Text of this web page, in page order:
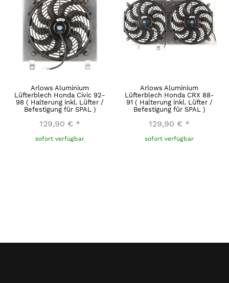
Arlows Aluminium
Lüfterblech Honda Civic 92-
98 ( Halterung inkl. Lüfter /
Befestigung für SPAL )
129,90 € *
sofort verfügbar
Arlows Aluminium
Lüfterblech Honda CRX 88-
91 ( Halterung inkl. Lüfter /
Befestigung für SPAL )
129,90 € *
sofort verfügbar